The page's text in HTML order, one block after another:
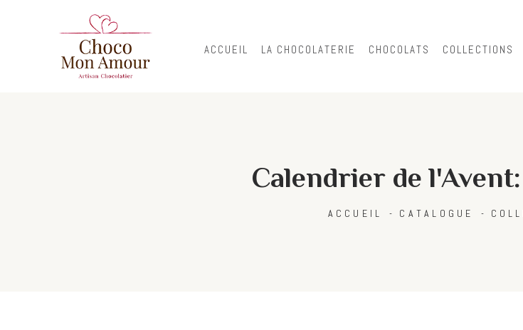
content
ACCUEIL LA CHOCOLATERIE CHOCOLATS COLLECTIONS
Calendrier de
ACCUEIL CATALOGUE